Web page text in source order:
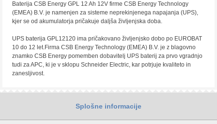
Baterija CSB Energy GPL 12 Ah 12V firme CSB Energy Technology
(EMEA) B.V. je namenjen za sisteme neprekinjenega napajanja (UPS),
kjer se od akumulatorja pričakuje daljša življenjska doba.
UPS baterija GPL12120 ima pričakovano življenjsko dobo po EUROBAT
10 do 12 let.Firma CSB Energy Technology (EMEA) B.V. je z blagovno
znamko CSB Energy pomemben dobavitelj UPS baterij za prvo vgradnjo
tudi za APC, ki je v sklopu Schneider Electric, kar potrjuje kvaliteto in
zanesljivost.
Splošne informacije